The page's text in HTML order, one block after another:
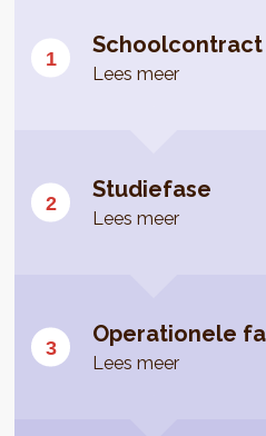
Lees meer
Studiefase
Lees meer
Operationele
Lees meer